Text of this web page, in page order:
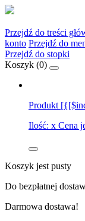
Przejdź do treści
konto Przejdź do
Przejdź do stopki
Koszyk (0)
Produkt
Ilość: x Cena
Koszyk jest pusty
Do bezpłatnej
Darmowa dostawa!